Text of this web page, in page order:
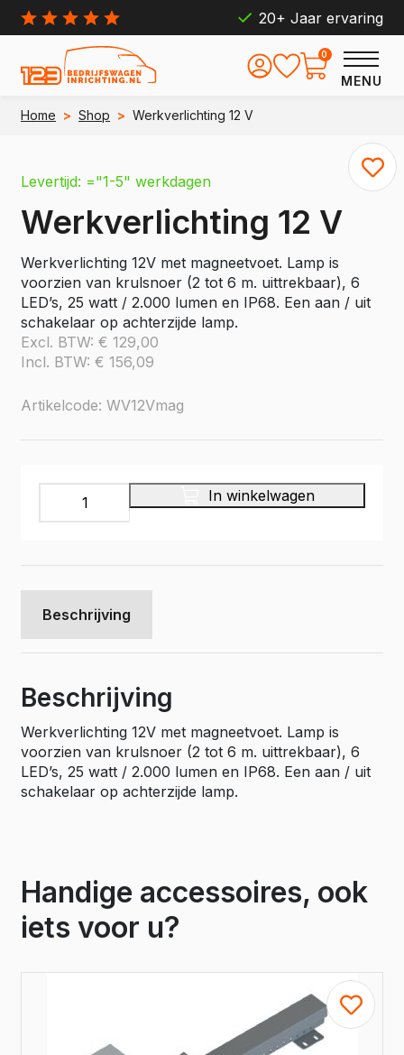
20+ Jaar ervaring
MENU
0
Home > Shop > Werkverlichting 12 V
Levertijd: ="1-5" werkdagen
Werkverlichting 12 V
Werkverlichting 12V met magneetvoet. Lamp is
voorzien van krulsnoer (2 tot 6 m. uittrekbaar), 6
LED’s, 25 watt / 2.000 lumen en IP68. Een aan / uit
schakelaar op achterzijde lamp.
Excl. BTW: € 129,00
Incl. BTW: € 156,09
Artikelcode: WV12Vmag
Werkverlichting
In winkelwagen
Beschrijving
Beschrijving
Werkverlichting 12V met magneetvoet. Lamp is
voorzien van krulsnoer (2 tot 6 m. uittrekbaar), 6
LED’s, 25 watt / 2.000 lumen en IP68. Een aan / uit
schakelaar op achterzijde lamp.
Handige accessoires, ook
iets voor u?